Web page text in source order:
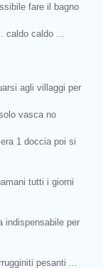
fare il bagno
caldo caldo ...
agli villaggi per
vasca no
1 doccia poi si
tutti i giorni
indispensabile per
pesanti ...